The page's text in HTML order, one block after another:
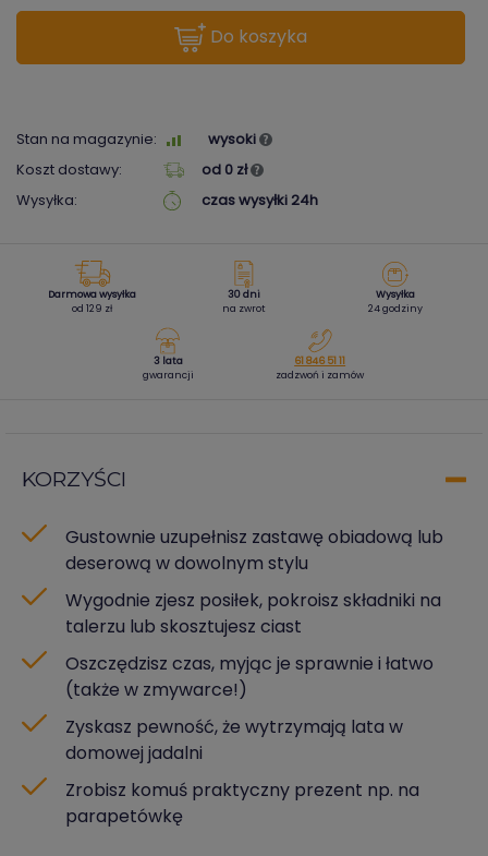
do koszyka
Stan na magazynie:
wysoki
Koszt dostawy:
od 0 zł
Wysyłka:
czas wysyłki 24h
Darmowa wysyłka
od 129 zł
30 dni
na zwrot
Wysyłka
24 godziny
3 lata
gwarancji
61 846 51 11
zadzwoń i zamów
KORZYŚCI
Gustownie uzupełnisz zastawę obiadową lub
deserową w dowolnym stylu
Wygodnie zjesz posiłek, pokroisz składniki na
talerzu lub skosztujesz ciast
Oszczędzisz czas, myjąc je sprawnie i łatwo
(także w zmywarce!)
Zyskasz pewność, że wytrzymają lata w
domowej jadalni
Zrobisz komuś praktyczny prezent np. na
parapetówkę